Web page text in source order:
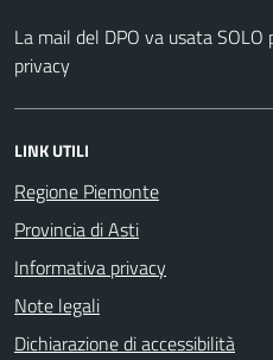
La mail del DPO va usata
privacy
LINK UTILI
Regione Piemonte
Provincia di Asti
Informativa privacy
Note legali
Dichiarazione di accessibilità